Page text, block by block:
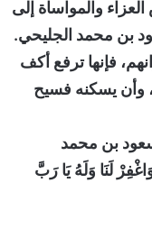
والمواساة إلى
بن محمد الجليحي.
فإنها ترفع أكف
وأن يسكنه فسيح
بن محمد
لَنَا وَلَهُ يَا رَبَّ